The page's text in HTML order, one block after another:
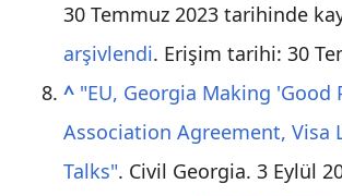
30 Temmuz 2023 tarihinde
arşivlendi. Erişim tarihi: 30
^ "EU, Georgia Making 'Good
Association Agreement, Visa
Talks". Civil Georgia. 3 Eylül